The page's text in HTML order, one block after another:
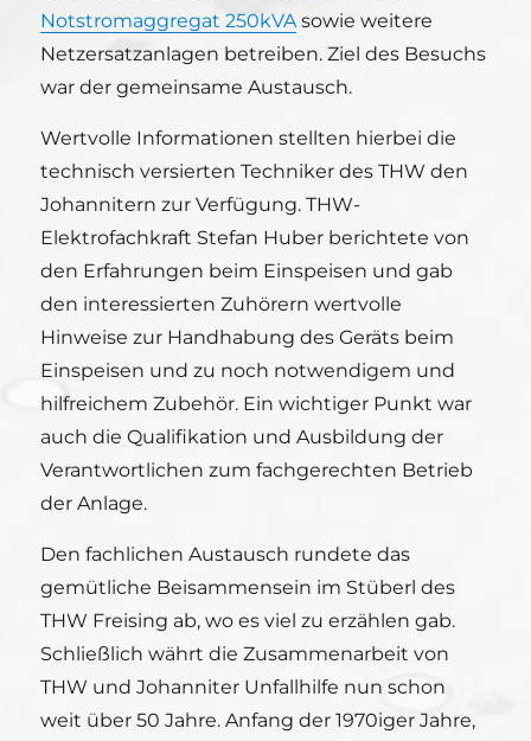
Notstromaggregat 250kVAsowie weitere
Netzersatzanlagen betreiben. Ziel des Besuchs
war der gemeinsame Austausch.
Wertvolle Informationen stellten hierbei die
technisch versierten Techniker des THW den
Johannitern zur Verfügung. THW-
Elektrofachkraft Stefan Huber berichtete von
den Erfahrungen beim Einspeisen und gab
den interessierten Zuhörern wertvolle
Hinweise zur Handhabung des Geräts beim
Einspeisen und zu noch notwendigem und
hilfreichem Zubehör. Ein wichtiger Punkt war
auch die Qualifikation und Ausbildung der
Verantwortlichen zum fachgerechten Betrieb
der Anlage.
Den fachlichen Austausch rundete das
gemütliche Beisammensein im Stüberl des
THW Freising ab, wo es viel zu erzählen gab.
Schließlich währt die Zusammenarbeit von
THW und Johanniter Unfallhilfe nun schon
weit über 50 Jahre. Anfang der 1970iger Jahre,